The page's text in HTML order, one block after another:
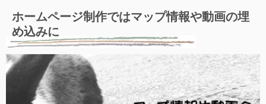
ホームページ制作ではマップ情報や動画の埋
め込みに